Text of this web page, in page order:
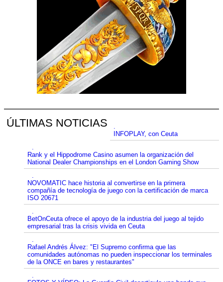
ÚLTIMAS NOTICIAS
.
INFOPLAY, con Ceuta
.
Rank y el Hippodrome Casino asumen la organización del
National Dealer Championships en el London Gaming Show
.
NOVOMATIC hace historia al convertirse en la primera
compañía de tecnología de juego con la certificación de marca
ISO 20671
.
BetOnCeuta ofrece el apoyo de la industria del juego al tejido
empresarial tras la crisis vivida en Ceuta
.
Rafael Andrés Álvez: "El Supremo confirma que las
comunidades autónomas no pueden inspeccionar los terminales
de la ONCE en bares y restaurantes"
.